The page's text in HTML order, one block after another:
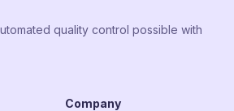
quality control possible with
Company